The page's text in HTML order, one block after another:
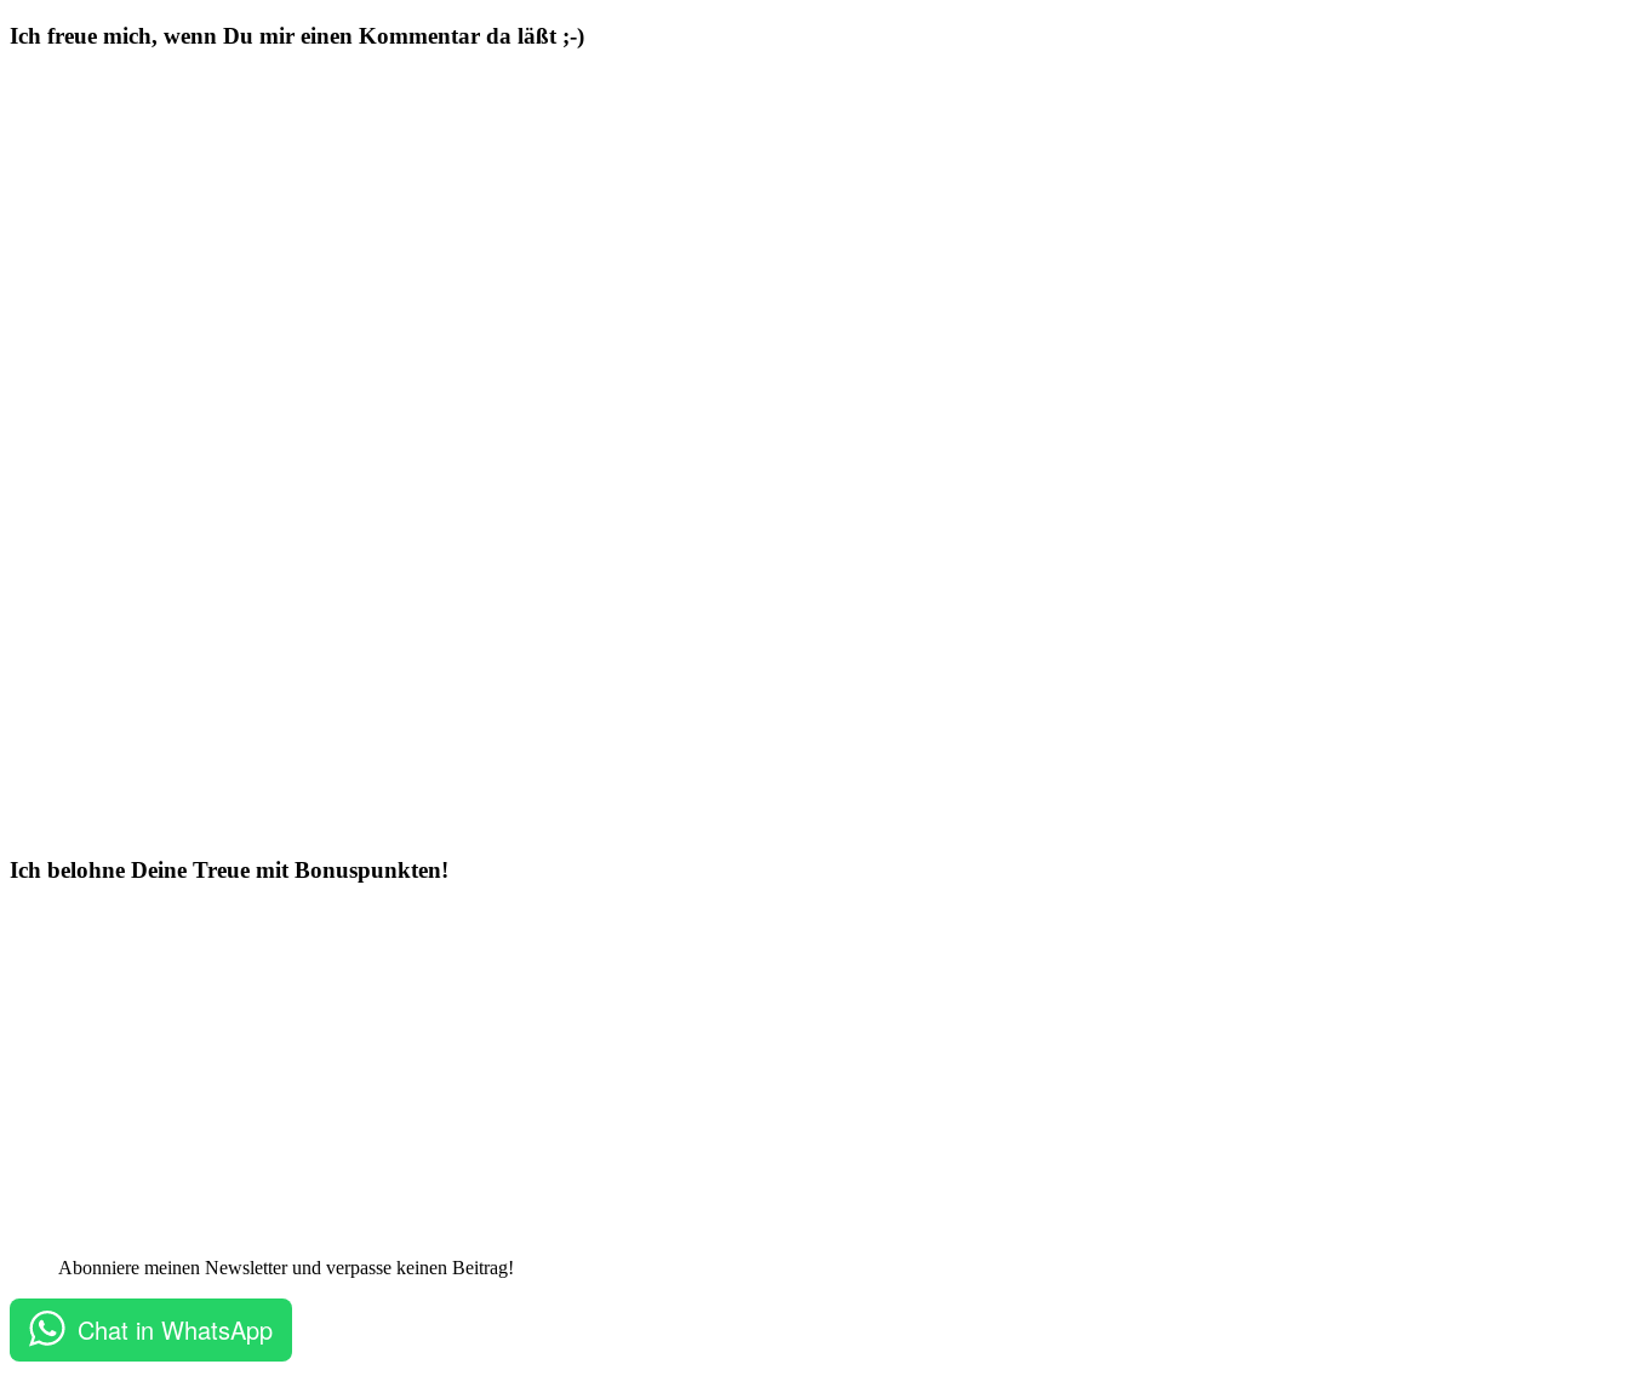
Ich freue mich, wenn Du mir einen Kommentar da läßt ;-)
Ich belohne Deine Treue mit Bonuspunkten!
Abonniere meinen Newsletter und verpasse keinen Beitrag!
Chat in WhatsApp